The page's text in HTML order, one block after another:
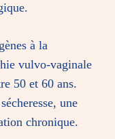
à la
vulvo-vaginale
50 et 60 ans.
une
chronique.